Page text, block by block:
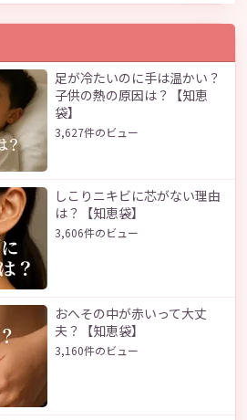
足が冷たいのに手は温かい？
子供の熱の原因は？【知恵
袋】
3,627件のビュー
しこりニキビに芯がない理由
は？【知恵袋】
3,606件のビュー
おへその中が赤いって大丈
夫？【知恵袋】
3,160件のビュー